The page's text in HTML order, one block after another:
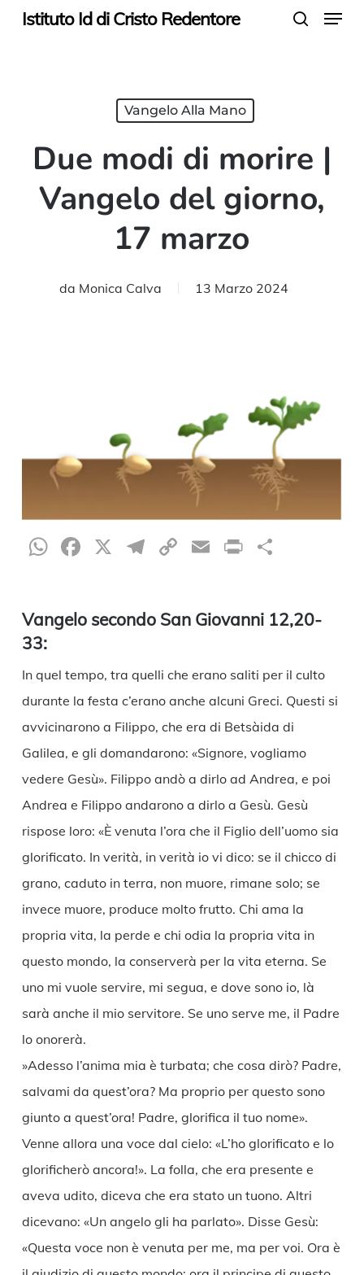
SkipIstituto Id di Cristo Redentore Menu
Vangelo Alla Mano
Due modi di morire |
Vangelo del giorno,
17 marzo
da Monica Calva 13 Marzo 2024
WhatsApp
Facebook
X Telegram
CopyEmailPrint
Vangelo secondo San Giovanni 12,20-
33:
In quel tempo, tra quelli che erano saliti per il culto
durante la festa c’erano anche alcuni Greci. Questi si
avvicinarono a Filippo, che era di Betsàida di
Galilea, e gli domandarono: «Signore, vogliamo
vedere Gesù». Filippo andò a dirlo ad Andrea, e poi
Andrea e Filippo andarono a dirlo a Gesù. Gesù
rispose loro: «È venuta l’ora che il Figlio dell’uomo sia
glorificato. In verità, in verità io vi dico: se il chicco di
grano, caduto in terra, non muore, rimane solo; se
invece muore, produce molto frutto. Chi ama la
propria vita, la perde e chi odia la propria vita in
questo mondo, la conserverà per la vita eterna. Se
uno mi vuole servire, mi segua, e dove sono io, là
sarà anche il mio servitore. Se uno serve me, il Padre
lo onorerà.
»Adesso l’anima mia è turbata; che cosa dirò? Padre,
salvami da quest’ora? Ma proprio per questo sono
giunto a quest’ora! Padre, glorifica il tuo nome».
Venne allora una voce dal cielo: «L’ho glorificato e lo
glorificherò ancora!». La folla, che era presente e
aveva udito, diceva che era stato un tuono. Altri
dicevano: «Un angelo gli ha parlato». Disse Gesù:
«Questa voce non è venuta per me, ma per voi. Ora è